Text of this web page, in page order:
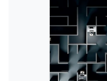
Trabzon Müftülüğü
Tunceli Müftülüğü
Uşak Müftülüğü